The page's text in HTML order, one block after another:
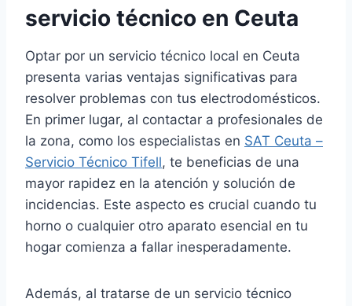
servicio técnico en Ceuta
Optar por un servicio técnico local en Ceuta
presenta varias ventajas significativas para
resolver problemas con tus electrodomésticos.
En primer lugar, al contactar a profesionales de
la zona, como los especialistas en SAT Ceuta –
Servicio Técnico Tifell, te beneficias de una
mayor rapidez en la atención y solución de
incidencias. Este aspecto es crucial cuando tu
horno o cualquier otro aparato esencial en tu
hogar comienza a fallar inesperadamente.
Además, al tratarse de un servicio técnico